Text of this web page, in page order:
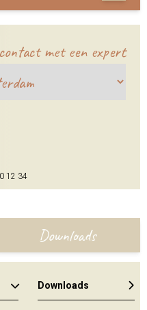
met een expert
12 34
Downloads
Downloads